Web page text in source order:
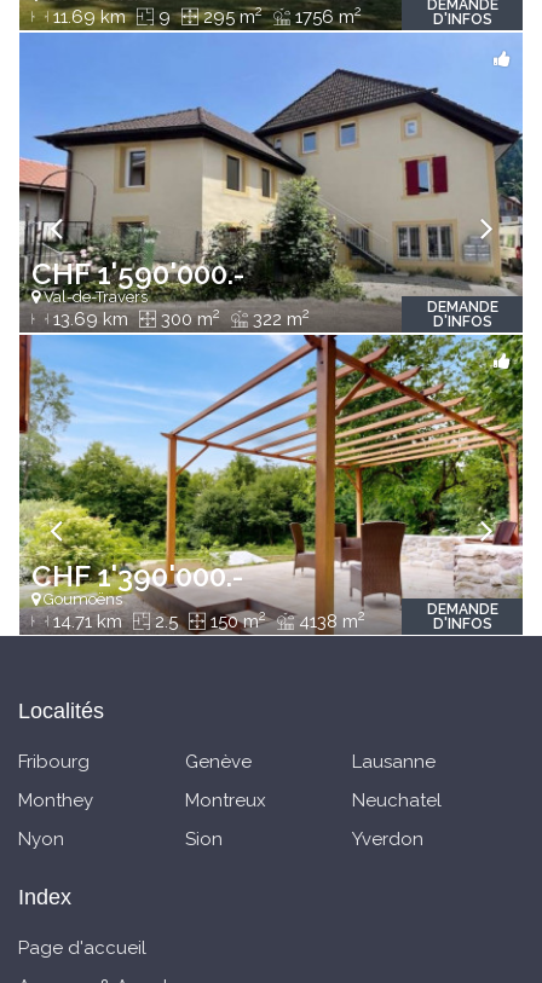
11.69 km 9 295 m2 1756 m2
DEMANDE
D'INFOS
CHF 1'590'000.-
Val-de-Travers
13.69 km 300 m2 322 m2
DEMANDE
D'INFOS
CHF 1'390'000.-
Goumoëns
14.71 km 2.5 150 m2 4138 m2
DEMANDE
D'INFOS
Localités
Fribourg Genève
Lausanne
Monthey
Montreux
Neuchatel
Nyon
Sion Yverdon
Index
Page d'accueil